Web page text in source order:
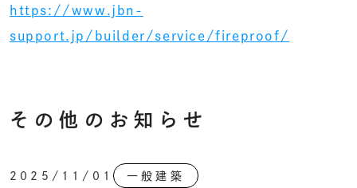
https://www.jbn-
support.jp/builder/service/fireproof/
その他のお知らせ
2025/11/01
一般建築